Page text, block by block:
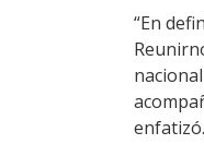
“En
enfatizó.